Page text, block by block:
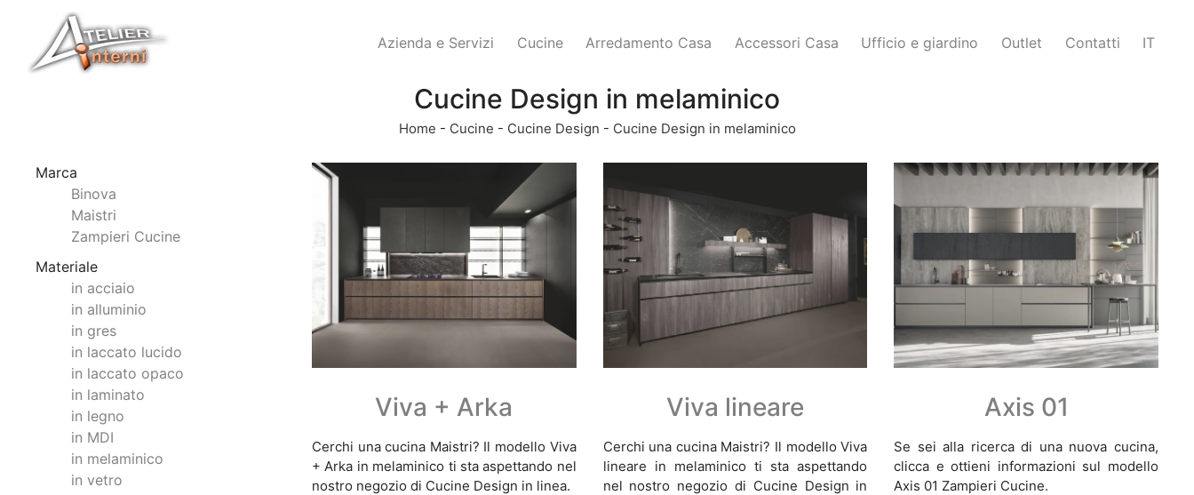
Azienda e Servizi Cucine Arredamento Casa Accessori Casa Ufficio e giardino Outlet Contatti IT
Cucine Design in melaminico
Home - Cucine - Cucine Design - Cucine Design in melaminico
Marca
Binova
Maistri
Zampieri Cucine
Materiale
in acciaio
in alluminio
in gres
in laccato lucido
in laccato opaco
in laminato
in legno
in MDI
in melaminico
in vetro
Viva + Arka
Cerchi una cucina Maistri? Il modello Viva
+ Arka in melaminico ti sta aspettando nel
nostro negozio di Cucine Design in linea.
Viva lineare
Cerchi una cucina Maistri? Il modello Viva
lineare in melaminico ti sta aspettando
nel nostro negozio di Cucine Design in
Axis 01
Se sei alla ricerca di una nuova cucina,
clicca e ottieni informazioni sul modello
Axis 01 Zampieri Cucine.